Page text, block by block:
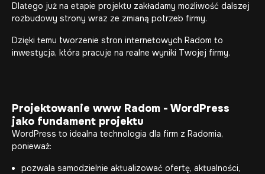
Dlatego już na etapie projektu zakładamy możliwość dalszej
rozbudowy strony wraz ze zmianą potrzeb firmy.
Dzięki temu tworzenie stron internetowych Radom to
inwestycja, która pracuje na realne wyniki Twojej firmy.
Projektowanie www Radom - WordPress
jako fundament projektu
WordPress to idealna technologia dla firm z Radomia,
ponieważ:
pozwala samodzielnie aktualizować ofertę, aktualności,